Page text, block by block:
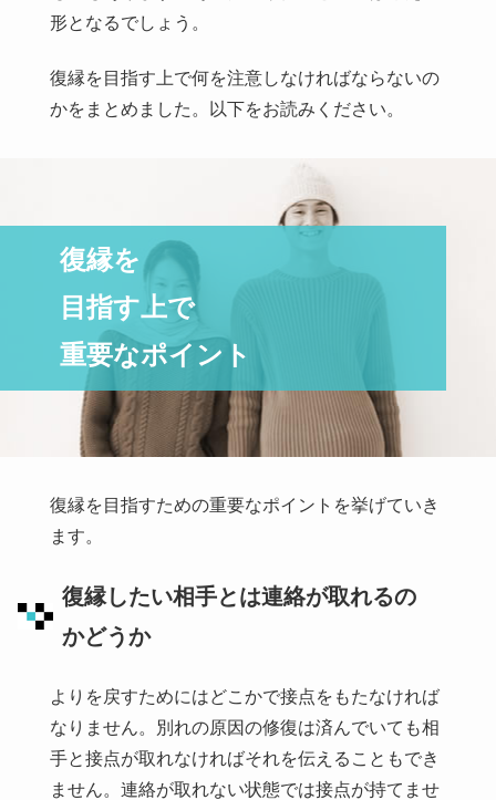
形となるでしょう。
復縁を目指す上で何を注意しなければならないの
かをまとめました。以下をお読みください。
復縁を
目指す上で
重要なポイント
復縁を目指すための重要なポイントを挙げていき
ます。
復縁したい相手とは連絡が取れるの
かどうか
よりを戻すためにはどこかで接点をもたなければ
なりません。別れの原因の修復は済んでいても相
手と接点が取れなければそれを伝えることもでき
ません。連絡が取れない状態では接点が持てませ